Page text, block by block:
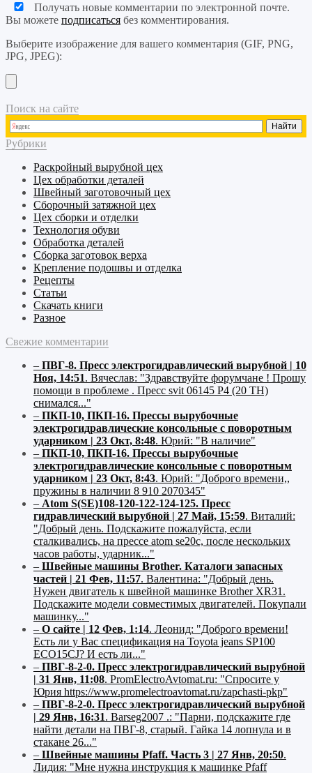
Получать новые комментарии по электронной почте.
Вы можете подписаться без комментирования.
Выберите изображение для вашего комментария (GIF, PNG,
JPG, JPEG):
Поиск на сайте
Рубрики
Раскройный вырубной цех
Цех обработки деталей
Швейный заготовочный цех
Сборочный затяжной цех
Цех сборки и отделки
Технология обуви
Обработка деталей
Сборка заготовок верха
Крепление подошвы и отделка
Рецепты
Статьи
Скачать книги
Разное
Свежие комментарии
– ПВГ-8. Пресс электрогидравлический вырубной | 10
Ноя, 14:51. Вячеслав: "Здравствуйте форумчане ! Прошу
помощи в проблеме . Пресс svit 06145 P4 (20 ТН)
снимался..."
– ПКП-10, ПКП-16. Прессы вырубочные
электрогидравлические консольные с поворотным
ударником | 23 Окт, 8:48. Юрий: "В наличие"
– ПКП-10, ПКП-16. Прессы вырубочные
электрогидравлические консольные с поворотным
ударником | 23 Окт, 8:43. Юрий: "Доброго времени,,
пружины в наличии 8 910 2070345"
– Atom S(SE)108-120-122-124-125. Пресс
гидравлический вырубной | 27 Май, 15:59. Виталий:
"Добрый день. Подскажите пожалуйста, если
сталкивались, на прессе atom se20c, после нескольких
часов работы, ударник..."
– Швейные машины Brother. Каталоги запасных
частей | 21 Фев, 11:57. Валентина: "Добрый день.
Нужен двигатель к швейной машинке Brother XR31.
Подскажите модели совместимых двигателей. Покупали
машинку..."
– О сайте | 12 Фев, 1:14. Леонид: "Доброго времени!
Есть ли у Вас спецификация на Toyota jeans SP100
ECO15CJ? И есть ли..."
– ПВГ-8-2-0. Пресс электрогидравлический вырубной
| 31 Янв, 11:08. PromElectroAvtomat.ru: "Спросите у
Юрия https://www.promelectroavtomat.ru/zapchasti-pkp"
– ПВГ-8-2-0. Пресс электрогидравлический вырубной
| 29 Янв, 16:31. Barseg2007 .: "Парни, подскажите где
найти детали на ПВГ-8, старый. Гайка 14 лопнула и в
стакане 26..."
– Швейные машины Pfaff. Часть 3 | 27 Янв, 20:50.
Лидия: "Мне нужна инструкция к машинке Pfaff